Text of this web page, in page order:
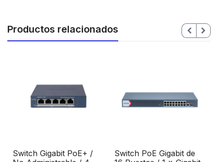
Productos relacionados
Switch Gigabit PoE+ /
Switch PoE Gigabit de